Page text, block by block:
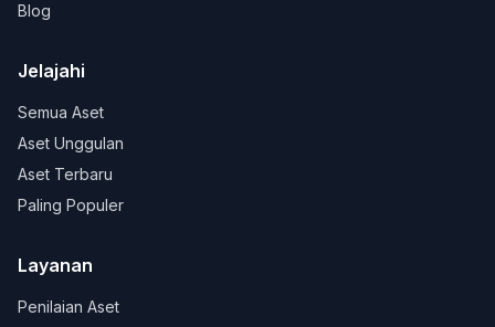
Blog
Jelajahi
Semua Aset
Aset Unggulan
Aset Terbaru
Paling Populer
Layanan
Penilaian Aset